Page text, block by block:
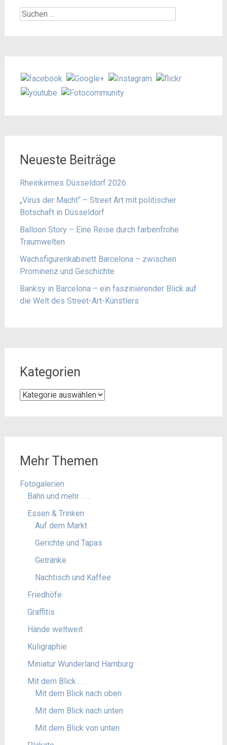
Suchen
Neueste Beiträge
Rheinkirmes Düsseldorf 2026
„Virus der Macht“ – Street Art mit politischer
Botschaft in Düsseldorf
Balloon Story – Eine Reise durch farbenfrohe
Traumwelten
Wachsfigurenkabinett Barcelona – zwischen
Prominenz und Geschichte
Banksy in Barcelona – ein faszinierender Blick auf
die Welt des Street-Art-Künstlers
Kategorien
Kategorien
Mehr Themen
Fotogalerien
Bahn und mehr . . .
Essen & Trinken
Auf dem Markt
Gerichte und Tapas
Getränke
Nachtisch und Kaffee
Friedhöfe
Graffitis
Hände weltweit
Kuligraphie
Miniatur Wunderland Hamburg
Mit dem Blick . . .
Mit dem Blick nach oben
Mit dem Blick nach unten
Mit dem Blick von unten